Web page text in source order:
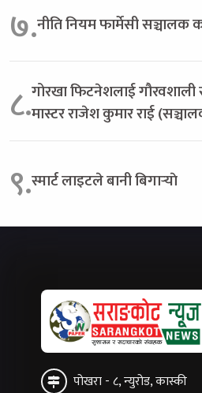
७.नीति नियम फार्मेसी सञ्चालक
८.गोरखा फिटनेशलाई गौरवशाली
मास्टर राजेश कुमार राई
९.स्मार्ट लाइटले बानी बिगार्‍याे
पोखरा - ८, न्युरोड, कास्की